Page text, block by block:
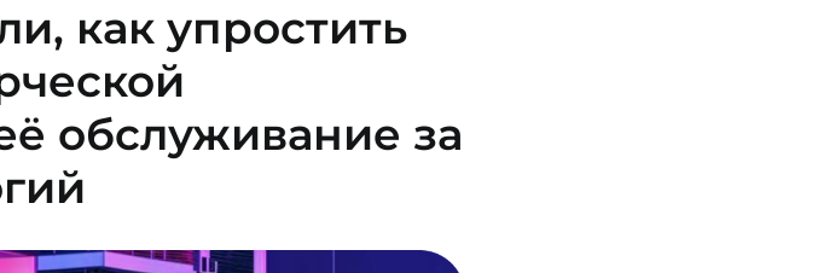
как упростить
обслуживание за